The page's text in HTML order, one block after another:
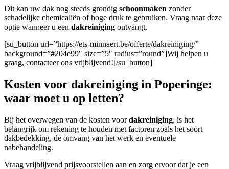
Dit kan uw dak nog steeds grondig schoonmaken zonder
schadelijke chemicaliën of hoge druk te gebruiken. Vraag naar deze
optie wanneer u een dakreiniging ontvangt.
[su_button url=”https://ets-minnaert.be/offerte/dakreiniging/”
background=”#204e99″ size=”5″ radius=”round”]Wij helpen u
graag, contacteer ons vrijblijvend![/su_button]
Kosten voor dakreiniging in Poperinge:
waar moet u op letten?
Bij het overwegen van de kosten voordakreiniging, is het
belangrijk om rekening te houden met factoren zoals het soort
dakbedekking, de omvang van het werk en eventuele
nabehandeling.
Vraag vrijblijvend prijsvoorstellen aan en zorg ervoor dat je een